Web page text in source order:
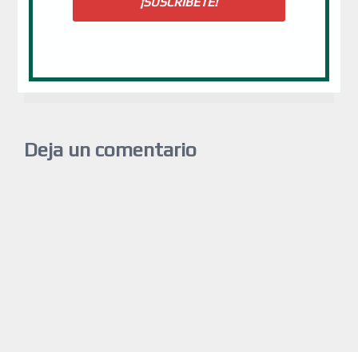
Informativo 23-04-
El Papa reza por los
Deja un comentario